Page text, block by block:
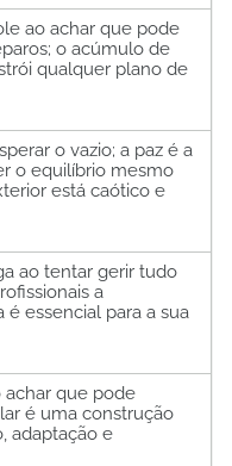
ao achar que pode
o acúmulo de
qualquer plano de
o vazio; a paz é a
o equilíbrio mesmo
está caótico e
ao tentar gerir tudo
a
essencial para a sua
achar que pode
é uma construção
adaptação e